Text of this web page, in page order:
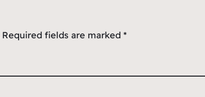
Required fields are marked *